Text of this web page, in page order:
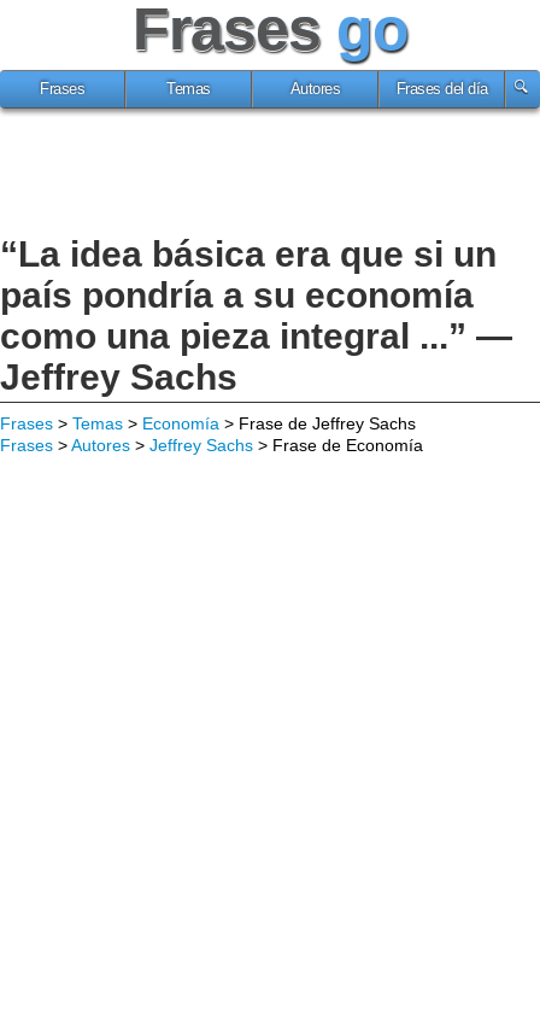
Frases go
Frases Temas Autores Frases del día
“La idea básica era que si un
país pondría a su economía
como una pieza integral ...” —
Jeffrey Sachs
Frases > Temas > Economía > Frase de Jeffrey Sachs
Frases >Autores > Jeffrey Sachs > Frase de Economía